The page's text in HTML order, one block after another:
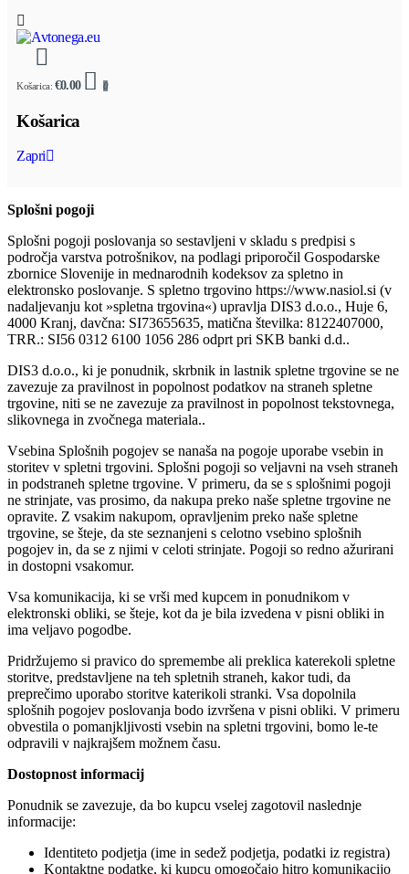
Košarica: €0.00 0
Košarica
Zapri
Splošni pogoji
Splošni pogoji poslovanja so sestavljeni v skladu s predpisi s
področja varstva potrošnikov, na podlagi priporočil Gospodarske
zbornice Slovenije in mednarodnih kodeksov za spletno in
elektronsko poslovanje. S spletno trgovino https://www.nasiol.si (v
nadaljevanju kot »spletna trgovina«) upravlja DIS3 d.o.o., Huje 6,
4000 Kranj, davčna: SI73655635, matična številka: 8122407000,
TRR.: SI56 0312 6100 1056 286 odprt pri SKB banki d.d..
DIS3 d.o.o., ki je ponudnik, skrbnik in lastnik spletne trgovine se ne
zavezuje za pravilnost in popolnost podatkov na straneh spletne
trgovine, niti se ne zavezuje za pravilnost in popolnost tekstovnega,
slikovnega in zvočnega materiala..
Vsebina Splošnih pogojev se nanaša na pogoje uporabe vsebin in
storitev v spletni trgovini. Splošni pogoji so veljavni na vseh straneh
in podstraneh spletne trgovine. V primeru, da se s splošnimi pogoji
ne strinjate, vas prosimo, da nakupa preko naše spletne trgovine ne
opravite. Z vsakim nakupom, opravljenim preko naše spletne
trgovine, se šteje, da ste seznanjeni s celotno vsebino splošnih
pogojev in, da se z njimi v celoti strinjate. Pogoji so redno ažurirani
in dostopni vsakomur.
Vsa komunikacija, ki se vrši med kupcem in ponudnikom v
elektronski obliki, se šteje, kot da je bila izvedena v pisni obliki in
ima veljavo pogodbe.
Pridržujemo si pravico do spremembe ali preklica katerekoli spletne
storitve, predstavljene na teh spletnih straneh, kakor tudi, da
preprečimo uporabo storitve katerikoli stranki. Vsa dopolnila
splošnih pogojev poslovanja bodo izvršena v pisni obliki. V primeru
obvestila o pomanjkljivosti vsebin na spletni trgovini, bomo le-te
odpravili v najkrajšem možnem času.
Dostopnost informacij
Ponudnik se zavezuje, da bo kupcu vselej zagotovil naslednje
informacije:
Identiteto podjetja (ime in sedež podjetja, podatki iz registra)
Kontaktne podatke, ki kupcu omogočajo hitro komunikacijo